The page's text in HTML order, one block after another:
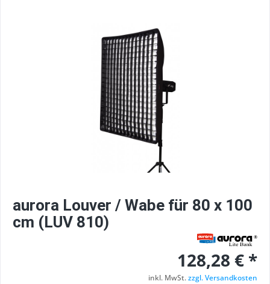
aurora Louver / Wabe für 80 x 100
cm (LUV 810)
128,28 € *
inkl. MwSt.zzgl. Versandkosten